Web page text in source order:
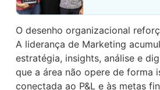
O desenho organizacional
A liderança de Marketing
estratégia, insights, análise e
que a área não opere de forma
conectada ao P&L e às metas